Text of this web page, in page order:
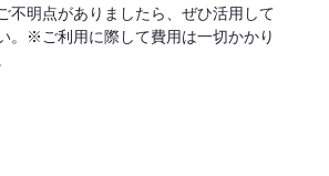
不明点がありましたら、ぜひ活用して
。※ご利用に際して費用は一切かかり